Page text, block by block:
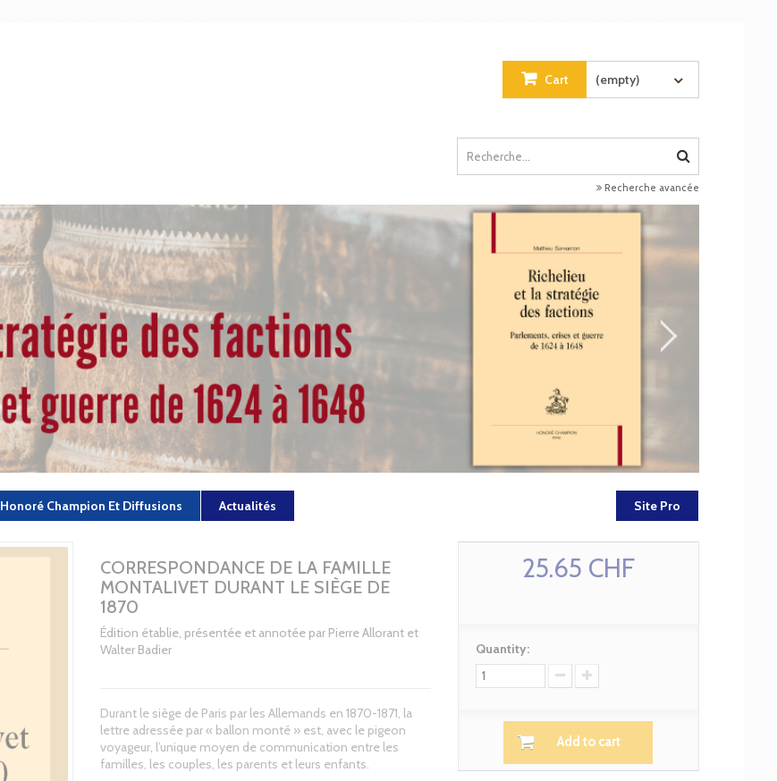
Cart (empty)
Recherche avancée
Honoré Champion Et Diffusions Actualités Site Pro
CORRESPONDANCE DE LA FAMILLE
MONTALIVET DURANT LE SIÈGE DE
1870
Édition établie, présentée et annotée par Pierre Allorant et
Walter Badier
Durant le siège de Paris par les Allemands en 1870-1871, la
lettre adressée par « ballon monté » est, avec le pigeon
voyageur, l’unique moyen de communication entre les
familles, les couples, les parents et leurs enfants.
25.65 CHF
Quantity:
Add to cart